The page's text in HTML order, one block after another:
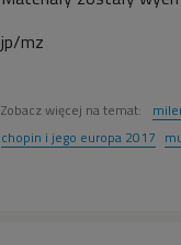
jp/mz
Zobacz więcej na temat:
chopin i jego europa 2017